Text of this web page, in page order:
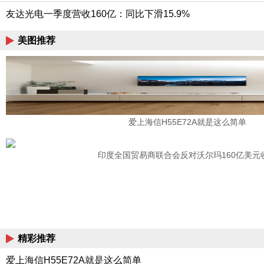
友达光电一季度营收160亿：同比下滑15.9%
美图推荐
爱上海信H55E72A就是这么简单
印度全国贸易商联合会反对沃尔玛160亿美元
精彩推荐
爱上海信H55E72A就是这么简单